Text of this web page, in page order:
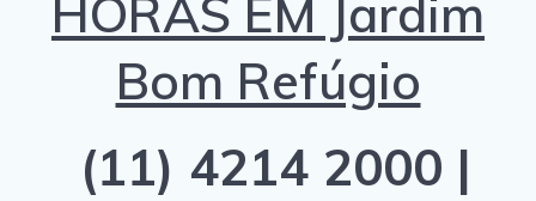
HORAS EM Jardim
Bom Refúgio
(11) 4214 2000 |